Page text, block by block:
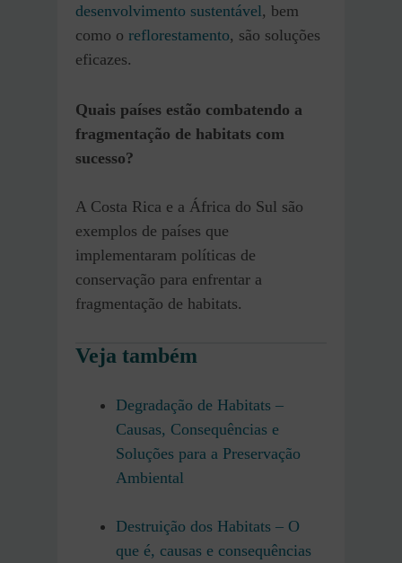
desenvolvimento sustentável, bem
como o reflorestamento, são soluções
eficazes.
Quais países estão combatendo a
fragmentação de habitats com
sucesso?
A Costa Rica e a África do Sul são
exemplos de países que
implementaram políticas de
conservação para enfrentar a
fragmentação de habitats.
Veja também
Degradação de Habitats –
Causas, Consequências e
Soluções para a Preservação
Ambiental
Destruição dos Habitats – O
que é, causas e consequências